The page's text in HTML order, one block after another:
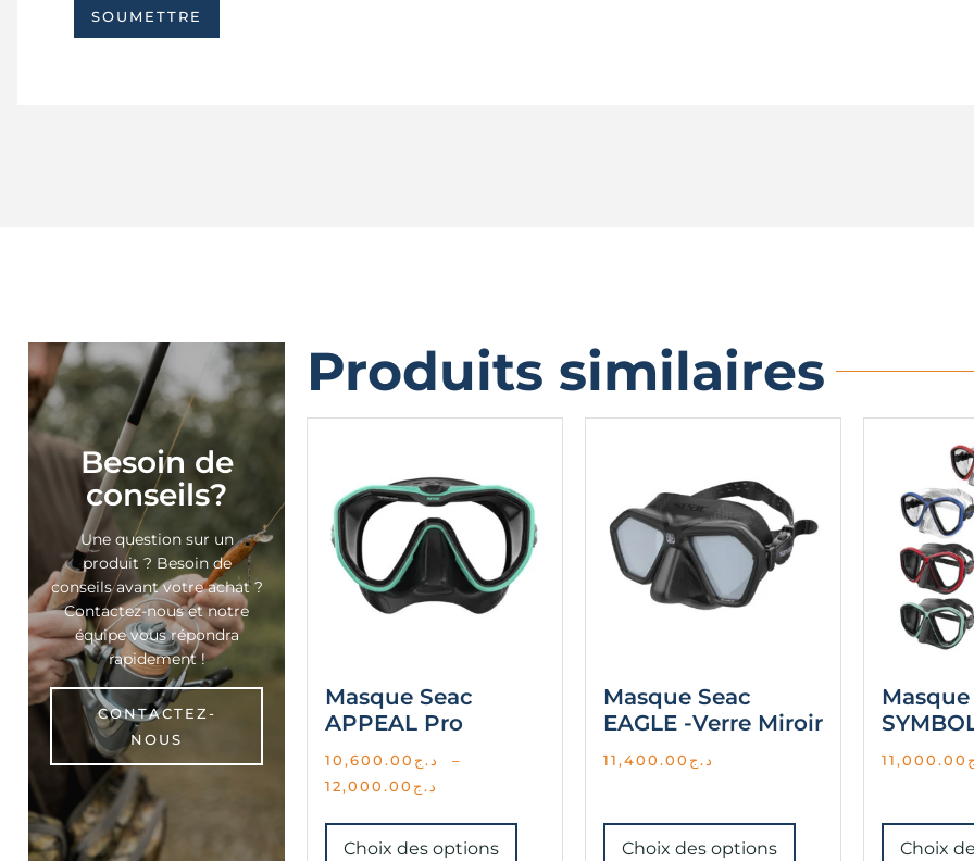
Besoin de
conseils?
Une question sur un
produit ? Besoin de
conseils avant votre achat ?
Contactez-nous et notre
équipe vous répondra
rapidement !
CONTACTEZ-
NOUS
Produits similaires
Masque Seac
APPEAL Pro
د.ج 10,600.00
–
د.ج 12,000.00
Choix des options
Masque Seac
EAGLE -Verre Miroir
د.ج 11,400.00
Choix des options
Masque
11,000.00
Choix